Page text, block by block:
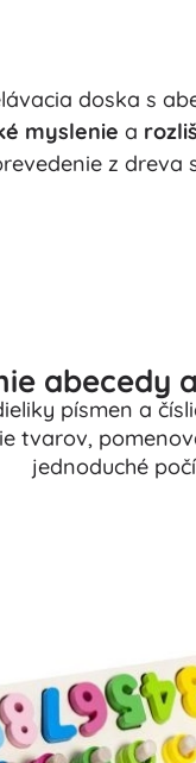
doska s
myslenie a
z dreva
abecedy
písmen a
tvarov,
jednoduché